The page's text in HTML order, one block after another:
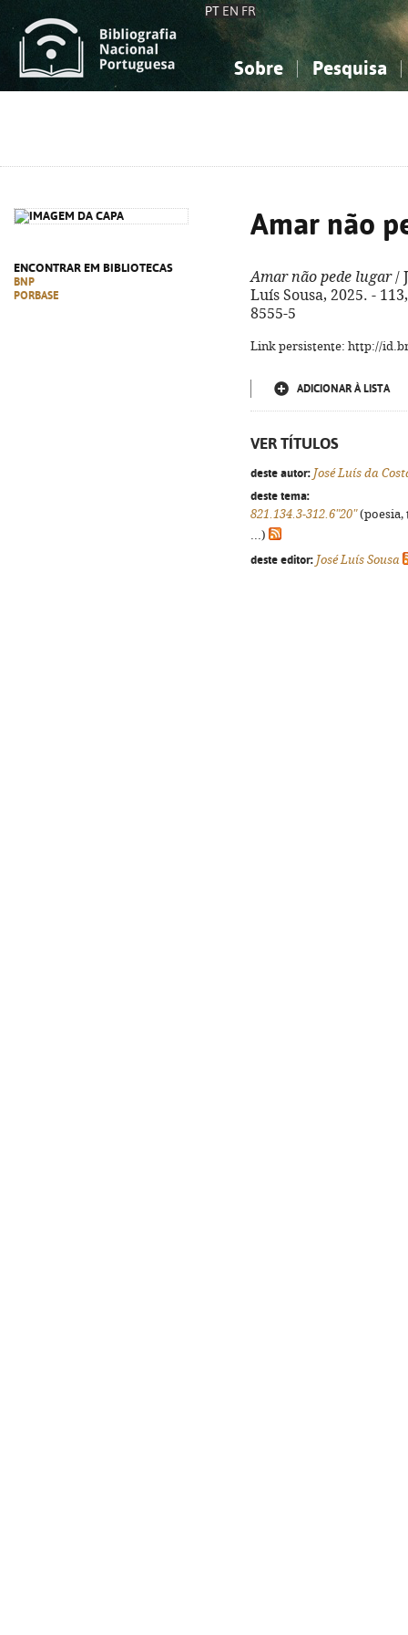
PT EN FR
Sobre Pesquisa
ENCONTRAR EM BIBLIOTECAS
BNP
PORBASE
Amar não
Amar não pede lugar/
Luís Sousa, 2025. -
8555-5
Link persistente: http://
ADICIONAR À LISTA
VER TÍTULOS
deste autor: José Luís da
deste tema:
821.134.3-312.6"20"(poesia,
...)
deste editor: José Luís Sousa